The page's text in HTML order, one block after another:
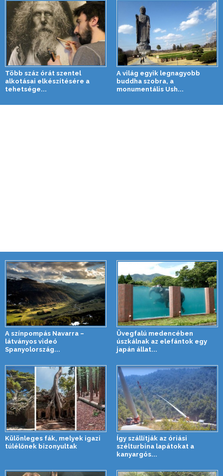
Több száz órát szentel
alkotásai elkészítésére a
tehetsége...
A világ egyik legnagyobb
buddha szobra, a
monumentális Ush...
A színpompás Navarra –
látványos videó
Spanyolország...
Üvegfalú medencében
úszkálnak az elefántok egy
japán állat...
Különleges fák, melyek igazi
túlélőnek bizonyultak
Így szállítják az óriási
szélturbina lapátokat a
kanyargós...